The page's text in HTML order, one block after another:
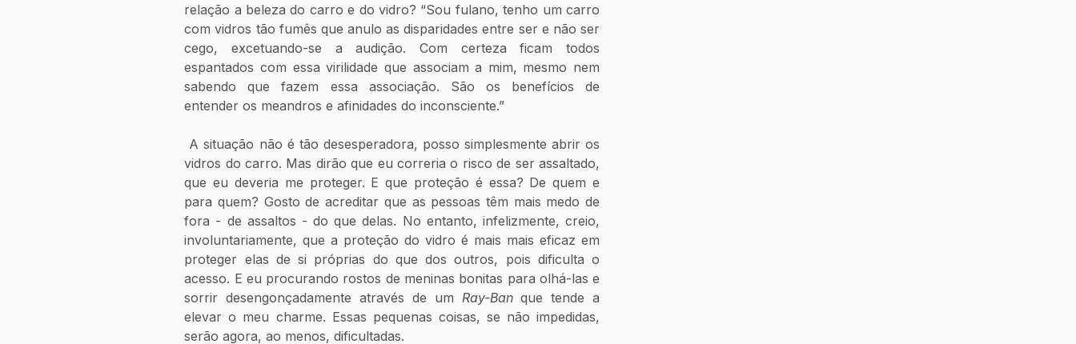
relação a beleza do carro e do vidro? “Sou fulano, tenho um carro
com vidros tão fumês que anulo as disparidades entre ser e não ser
cego, excetuando-se a audição. Com certeza ficam todos
espantados com essa virilidade que associam a mim, mesmo nem
sabendo que fazem essa associação. São os benefícios de
entender os meandros e afinidades do inconsciente.”
vidros do carro. Mas dirão que eu correria o risco de ser assaltado,
que eu deveria me proteger. E que proteção é essa? De quem e
para quem? Gosto de acreditar que as pessoas têm mais medo de
fora - de assaltos - do que delas. No entanto, infelizmente, creio,
involuntariamente, que a proteção do vidro é mais mais eficaz em
proteger elas de si próprias do que dos outros, pois dificulta o
acesso. E eu procurando rostos de meninas bonitas para olhá-las e
sorrir desengonçadamente através de um Ray-Ban que tende a
elevar o meu charme. Essas pequenas coisas, se não impedidas,
serão agora, ao menos, dificultadas.